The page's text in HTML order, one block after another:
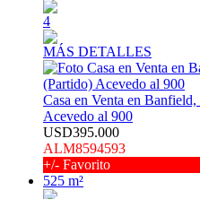
4
MÁS DETALLES
Casa en Venta en
Acevedo al 900
USD395.000
ALM8594593
+/- Favorito
525 m²